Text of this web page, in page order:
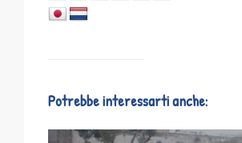
Potrebbe interessarti anche: